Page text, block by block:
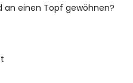
an einen Topf gewöhnen?